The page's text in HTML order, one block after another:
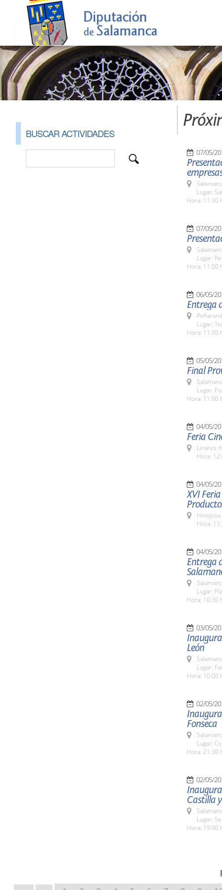
BUSCAR ACTIVIDADES
07/05/
Lugar:
Hora: 11:30
07/05/
Lugar:
Hora: 11:00
06/05/
Entrega
Lugar:
Hora: 11:30
05/05/
Final
Lugar:
Hora: 11:00
04/05/
Feria
Linares
Hora:
04/05/
XVI
Hinojosa
Hora:
04/05/
Entrega
Lugar:
Hora: 10:30
03/05/
León
Lugar:
Hora: 10:00
02/05/
Fonseca
Lugar:
Hora: 21:30
02/05/
Castilla
Lugar:
Hora: 19:00